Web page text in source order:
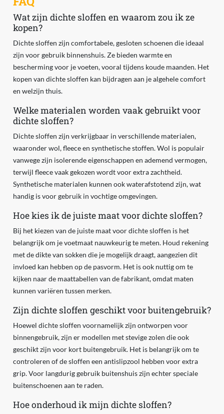
Wat zijn dichte sloffen en waarom zou ik ze
kopen?
Dichte sloffen zijn comfortabele, gesloten schoenen die ideaal
zijn voor gebruik binnenshuis. Ze bieden warmte en
bescherming voor je voeten, vooral tijdens koude maanden. Het
kopen van dichte sloffen kan bijdragen aan je algehele comfort
en welzijn thuis.
Welke materialen worden vaak gebruikt voor
dichte sloffen?
Dichte sloffen zijn verkrijgbaar in verschillende materialen,
waaronder wol, fleece en synthetische stoffen. Wol is populair
vanwege zijn isolerende eigenschappen en ademend vermogen,
terwijl fleece vaak gekozen wordt voor extra zachtheid.
Synthetische materialen kunnen ook waterafstotend zijn, wat
handig is voor gebruik in vochtige omgevingen.
Hoe kies ik de juiste maat voor dichte sloffen?
Bij het kiezen van de juiste maat voor dichte sloffen is het
belangrijk om je voetmaat nauwkeurig te meten. Houd rekening
met de dikte van sokken die je mogelijk draagt, aangezien dit
invloed kan hebben op de pasvorm. Het is ook nuttig om te
kijken naar de maattabellen van de fabrikant, omdat maten
kunnen variëren tussen merken.
Zijn dichte sloffen geschikt voor buitengebruik?
Hoewel dichte sloffen voornamelijk zijn ontworpen voor
binnengebruik, zijn er modellen met stevige zolen die ook
geschikt zijn voor kort buitengebruik. Het is belangrijk om te
controleren of de sloffen een antislipzool hebben voor extra
grip. Voor langdurig gebruik buitenshuis zijn echter speciale
buitenschoenen aan te raden.
Hoe onderhoud ik mijn dichte sloffen?